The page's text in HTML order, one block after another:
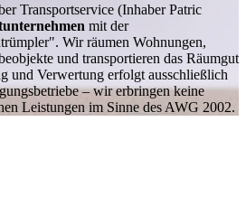
Transportservice (Inhaber Patric
mit der
Wir räumen Wohnungen,
und transportieren das Räumgut
und Verwertung erfolgt ausschließlich
– wir erbringen keine
Leistungen im Sinne des AWG 2002.